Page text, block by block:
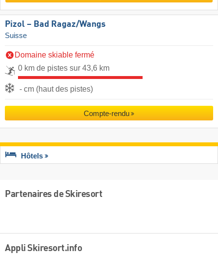
Pizol – Bad Ragaz/​Wangs
Suisse
Domaine skiable fermé
0 km de pistes sur 43,6 km
- cm (haut des pistes)
Compte-rendu
Hôtels
Partenaires de Skiresort
Appli Skiresort.info